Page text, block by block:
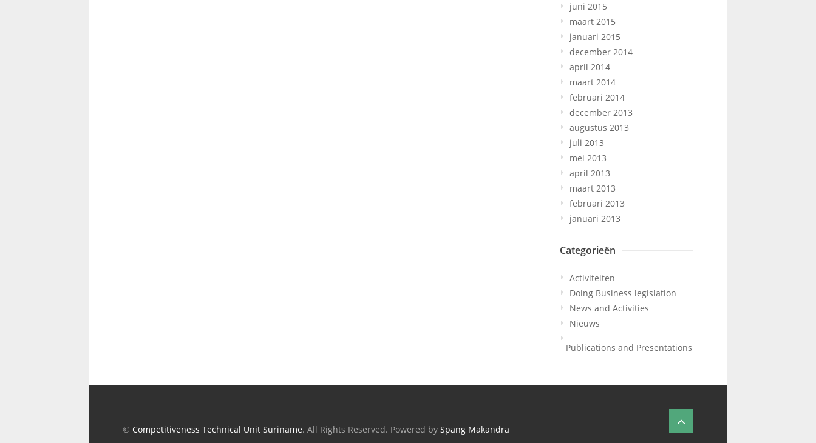
juni 2015
maart 2015
januari 2015
december 2014
april 2014
maart 2014
februari 2014
december 2013
augustus 2013
juli 2013
mei 2013
april 2013
maart 2013
februari 2013
januari 2013
Categorieën
Activiteiten
Doing Business legislation
News and Activities
Nieuws
Publications and Presentations
© Competitiveness Technical Unit Suriname. All Rights Reserved. Powered by Spang Makandra